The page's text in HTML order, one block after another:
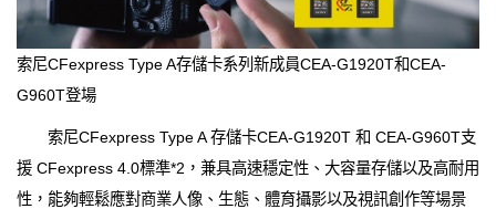
索尼CFexpress Type A存儲卡系列新成員CEA-G1920T和CEA-
G960T登場
索尼CFexpress Type A 存儲卡CEA-G1920T 和 CEA-G960T支
援 CFexpress 4.0標準*2，兼具高速穩定性、大容量存儲以及高耐用
性，能夠輕鬆應對商業人像、生態、體育攝影以及視訊創作等場景